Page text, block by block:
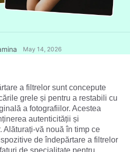
May 14, 2026
a filtrelor sunt concepute
grele și pentru a restabili cu
a fotografiilor. Acestea
autenticității și
Alăturați-vă nouă în timp ce
de îndepărtare a filtrelor
de specialitate pentru